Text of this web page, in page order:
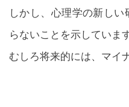
しかし、心理学の新し
らないことを示しています
むしろ将来的には、マイ